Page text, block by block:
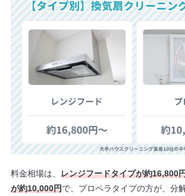
料金相場は、 レンジフードタイプが約16,800
が約10,000円で、プロペラタイプの方が、分